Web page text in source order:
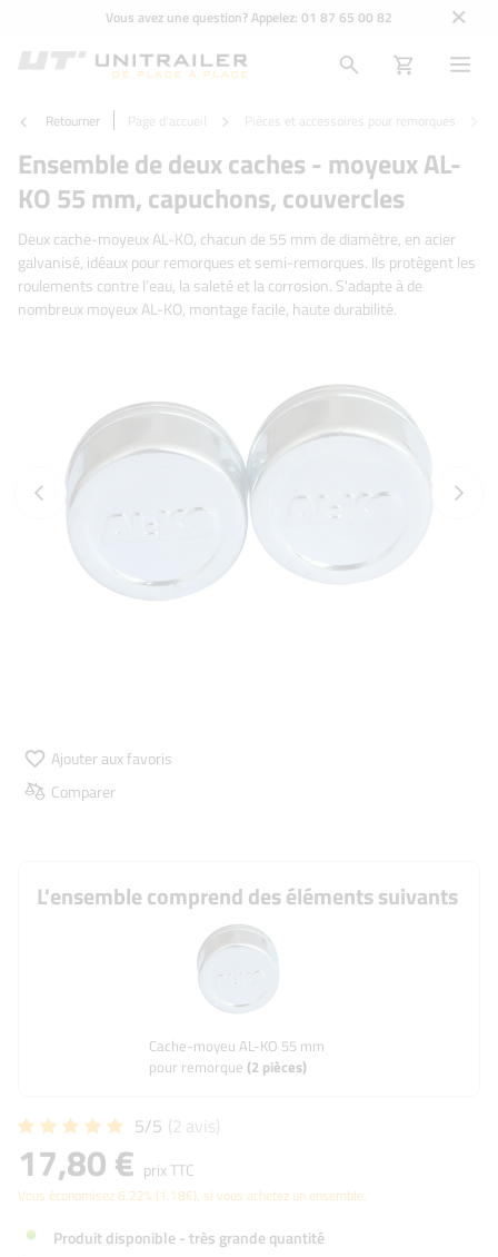
Vous avez une question? Appelez: 01 87 65 00 82
Retourner Page d'accueil Pièces et accessoires pour remorques
Ensemble de deux caches - moyeux AL-
KO 55 mm, capuchons, couvercles
Deux cache-moyeux AL-KO, chacun de 55 mm de diamètre, en acier
galvanisé, idéaux pour remorques et semi-remorques. Ils protègent les
roulements contre l’eau, la saleté et la corrosion. S'adapte à de
nombreux moyeux AL-KO, montage facile, haute durabilité.
Photo précédente Photo
Ajouter aux favoris
Comparer
L'ensemble comprend des éléments suivants
Cache-moyeu AL-KO 55 mm
pour remorque (2 pièces)
5/5 (2 avis)
17,80 € prix TTC
Vous économisez 6.22% (1.18€), si vous achetez un ensemble.
Produit disponible - très grande quantité